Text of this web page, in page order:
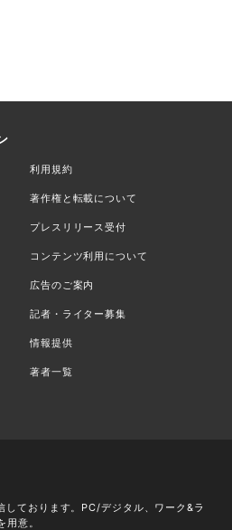
利用規約
著作権と転載について
プレスリリース受付
コンテンツ利用について
広告のご案内
記者・ライター募集
情報提供
著者一覧
しております。PC/デジタル、ワーク&ラ
意。